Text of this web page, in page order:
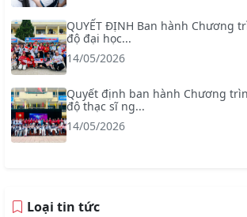
QUYẾT ĐỊNH Ban hành Chương
độ đại học...
14/05/2026
Quyết định ban hành Chương
độ thạc sĩ ng...
14/05/2026
Loại tin tức